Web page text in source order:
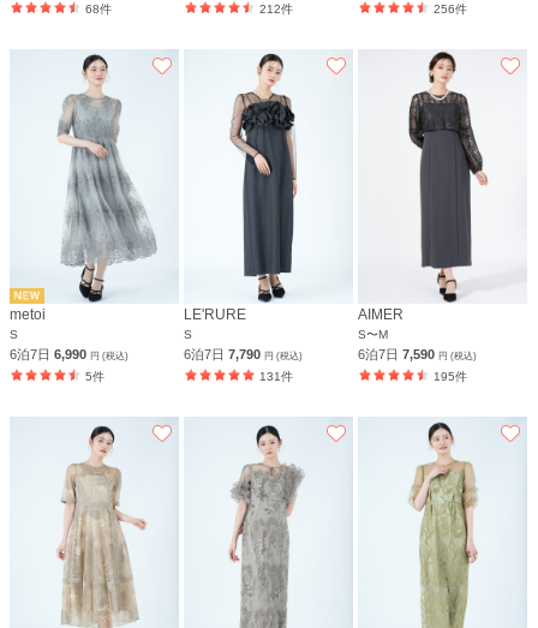
68件 212件 256件
metoi
S
6泊7日 6,990 円 (税込)
5件
LE'RURE
S
6泊7日7,790円 (税込)
131件
AIMER
S〜M
6泊7日7,590円 (税込)
195件